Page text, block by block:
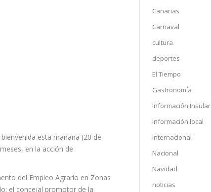
esta mañana (20 de
en la acción de
del Empleo Agrario en Zonas
el concejal promotor de la
Canarias
Carnaval
cultura
deportes
El Tiempo
Gastronomía
Información Insular
Información local
Internacional
Nacional
Navidad
noticias